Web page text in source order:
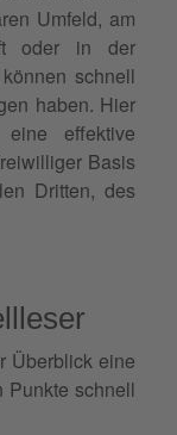
Umfeld, am
oder in der
schnell
haben. Hier
effektive
Basis
Dritten, des
Überblick eine
Punkte schnell